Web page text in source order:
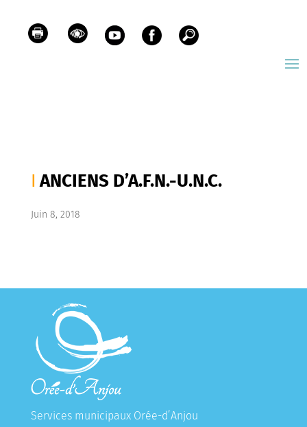
ANCIENS D’A.F.N.-U.N.C.
Juin 8, 2018
Services municipaux Orée-d’Anjou